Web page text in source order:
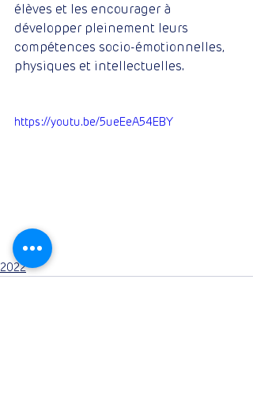
élèves et les encourager à
développer pleinement leurs
compétences socio-émotionnelles,
physiques et intellectuelles.
https://youtu.be/5ueEeA54EBY
2022